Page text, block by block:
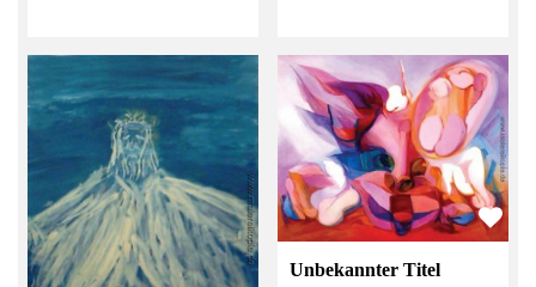
Unbekannter Titel